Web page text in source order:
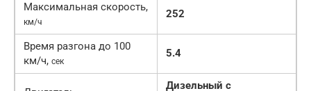
Максимальная скорость,
км/ч
252
Время разгона до 100
км/ч, сек
5.4
Дизельный с